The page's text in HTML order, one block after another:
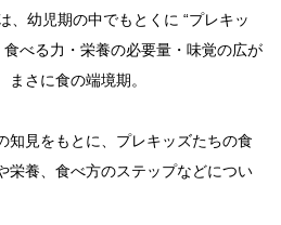
、幼児期の中でもとくに “プレキッ
べる力・栄養の必要量・味覚の広が
まさに食の端境期。
知見をもとに、プレキッズたちの食
栄養、食べ方のステップなどについ